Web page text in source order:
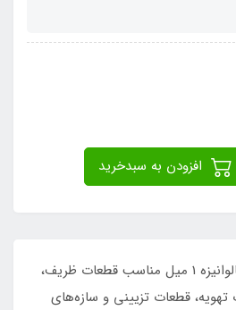
خدمات برش لیزر ورق گالوانیزه 1 میل مناسب قطعات ظریف،
قطعات تزیینی و سازه‌های